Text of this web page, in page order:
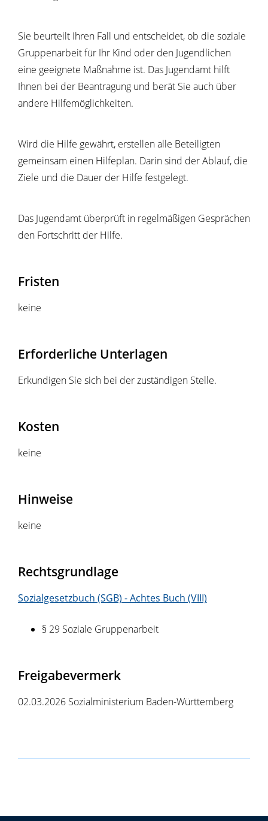
Sie beurteilt Ihren Fall und entscheidet, ob die soziale
Gruppenarbeit für Ihr Kind oder den Jugendlichen
eine geeignete Maßnahme ist. Das Jugendamt hilft
Ihnen bei der Beantragung und berät Sie auch über
andere Hilfemöglichkeiten.
Wird die Hilfe gewährt, erstellen alle Beteiligten
gemeinsam einen Hilfeplan. Darin sind der Ablauf, die
Ziele und die Dauer der Hilfe festgelegt.
Das Jugendamt überprüft in regelmäßigen Gesprächen
den Fortschritt der Hilfe.
Fristen
keine
Erforderliche Unterlagen
Erkundigen Sie sich bei der zuständigen Stelle.
Kosten
keine
Hinweise
keine
Rechtsgrundlage
Sozialgesetzbuch (SGB) - Achtes Buch (VIII)
§ 29 Soziale Gruppenarbeit
Freigabevermerk
02.03.2026 Sozialministerium Baden-Württemberg